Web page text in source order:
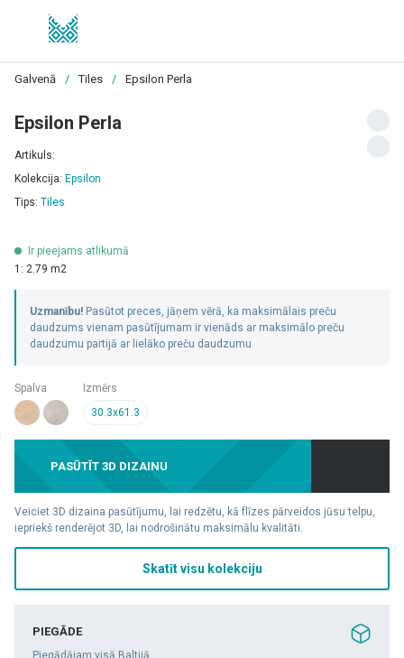
Galvenā / Tiles / Epsilon Perla
Epsilon Perla
Artikuls:
Kolekcija: Epsilon
Tips: Tiles
Ir pieejams atlikumā
1: 2.79 m2
Uzmanību! Pasūtot preces, jāņem vērā, ka maksimālais preču
daudzums vienam pasūtījumam ir vienāds ar maksimālo preču
daudzumu partijā ar lielāko preču daudzumu
Spalva
Izmērs
30.3x61.3
PASŪTĪT 3D DIZAINU
Veiciet 3D dizaina pasūtījumu, lai redzētu, kā flīzes pārveidos jūsu telpu,
iepriekš renderējot 3D, lai nodrošinātu maksimālu kvalitāti.
Skatīt visu kolekciju
PIEGĀDE
Piegādājam visā Baltijā